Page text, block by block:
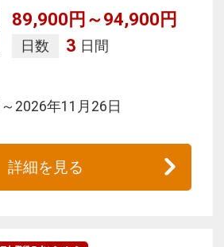
89,900円～94,900円
日数 3 日間
2026年11月26日
詳細を見る